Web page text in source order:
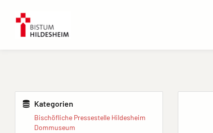
Kategorien
Bischöfliche Pressestelle Hildesheim
Dommuseum